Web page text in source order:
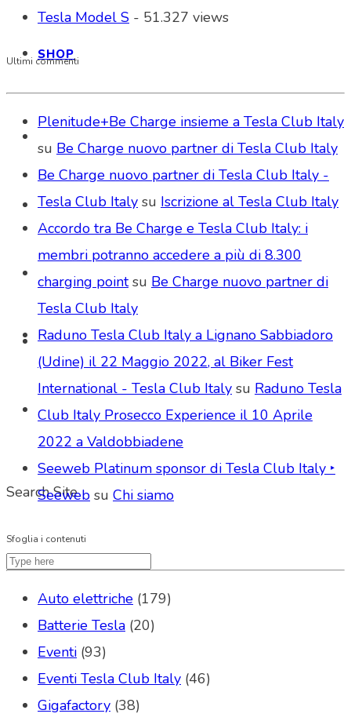
SHOP
Search Site
Tesla Model S - 51.327 views
Ultimi commenti
Plenitude+Be Charge insieme a Tesla Club Italy
su Be Charge nuovo partner di Tesla Club Italy
Be Charge nuovo partner di Tesla Club Italy -
Tesla Club Italy su Iscrizione al Tesla Club Italy
Accordo tra Be Charge e Tesla Club Italy: i
membri potranno accedere a più di 8.300
charging pointsu Be Charge nuovo partner di
Tesla Club Italy
Raduno Tesla Club Italy a Lignano Sabbiadoro
(Udine) il 22 Maggio 2022, al Biker Fest
International - Tesla Club Italy su Raduno Tesla
Club Italy Prosecco Experience il 10 Aprile
2022 a Valdobbiadene
Seeweb Platinum sponsor di Tesla Club Italy ‣
Seeweb su Chi siamo
Sfoglia i contenuti
Auto elettriche (179)
Batterie Tesla (20)
Eventi (93)
Eventi Tesla Club Italy (46)
Gigafactory (38)